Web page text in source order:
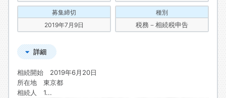
募集締切
2019年7月9日
種別
税務－相続税申告
詳細
相続開始 2019年6月20日
所在地 東京都
相続人 1...